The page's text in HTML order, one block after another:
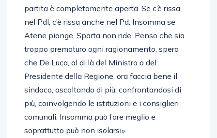
partita è completamente aperta. Se c’è rissa
nel Pdl, c’è rissa anche nel Pd. Insomma se
Atene piange, Sparta non ride. Penso che sia
troppo prematuro ogni ragionamento, spero
che De Luca, al di là del Ministro o del
Presidente della Regione, ora faccia bene il
sindaco, ascoltando di più, confrontandosi di
più, coinvolgendo le istituzioni e i consiglieri
comunali. Insomma può fare meglio e
soprattutto può non isolarsi».